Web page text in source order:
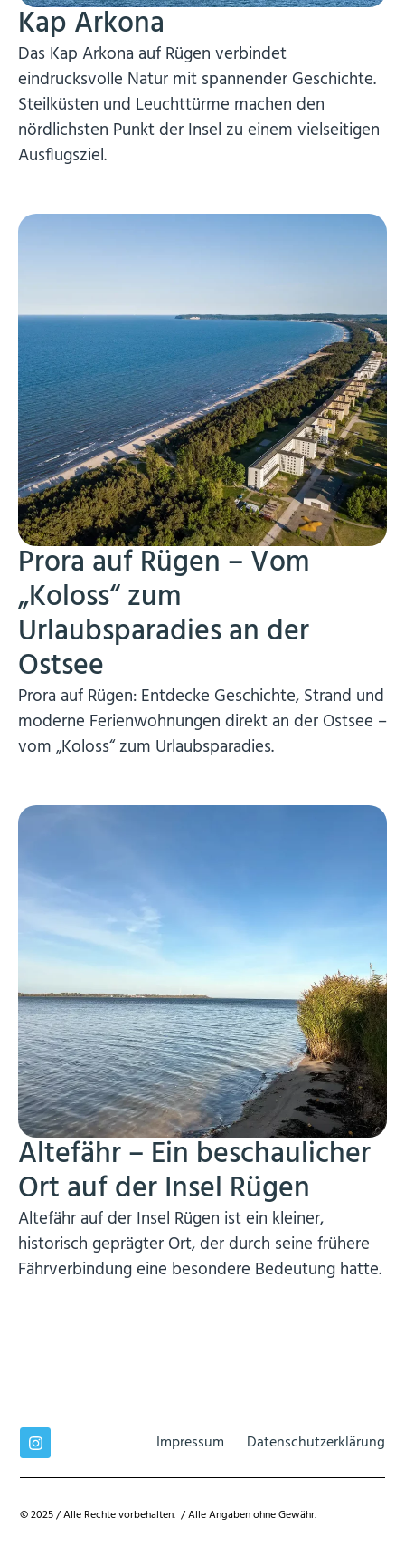
Kap Arkona
Das Kap Arkona auf Rügen verbindet
eindrucksvolle Natur mit spannender Geschichte.
Steilküsten und Leuchttürme machen den
nördlichsten Punkt der Insel zu einem vielseitigen
Ausflugsziel.
Prora auf Rügen – Vom
„Koloss“ zum
Urlaubsparadies an der
Ostsee
Prora auf Rügen: Entdecke Geschichte, Strand und
moderne Ferienwohnungen direkt an der Ostsee –
vom „Koloss“ zum Urlaubsparadies.
Altefähr – Ein beschaulicher
Ort auf der Insel Rügen
Altefähr auf der Insel Rügen ist ein kleiner,
historisch geprägter Ort, der durch seine frühere
Fährverbindung eine besondere Bedeutung hatte.
Impressum Datenschutzerklärung
© 2025 / Alle Rechte vorbehalten. / Alle Angaben ohne Gewähr.